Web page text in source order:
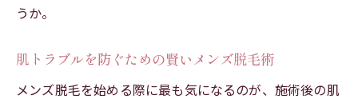
うか。
肌トラブルを防ぐための賢いメンズ脱毛術
メンズ脱毛を始める際に最も気になるのが、施術後の肌